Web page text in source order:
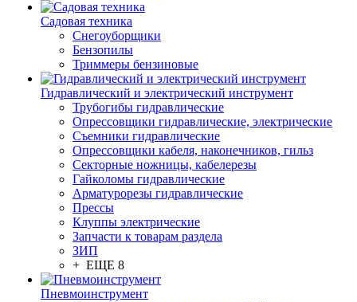
Садовая техника
Снегоуборщики
Бензопилы
Триммеры бензиновые
Гидравлический и электрический инструмент
Трубогибы гидравлические
Опрессовщики гидравлические, электрические
Съемники гидравлические
Опрессовщики кабеля, наконечников, гильз
Секторные ножницы, кабелерезы
Гайколомы гидравлические
Арматурорезы гидравлические
Прессы
Клуппы электрические
Запчасти к товарам раздела
ЗИП
+ ЕЩЕ 8
Пневмоинструмент